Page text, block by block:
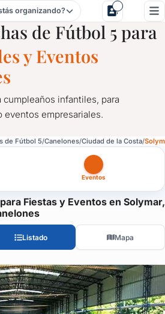
Fiestas y Eventos en Solymar,
organizando?
de Fútbol 5 para
y Eventos
cumpleaños infantiles, para
eventos empresariales.
de Fútbol 5 Canelones Ciudad de la Costa
Eventos
Fiestas y Eventos en Solymar,
Listado
Mapa
Fiestas y Eventos en Solymar,
infantiles, para
que entretiene a todas las
de fútbol 5 para fiestas.